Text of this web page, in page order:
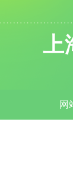
上
网